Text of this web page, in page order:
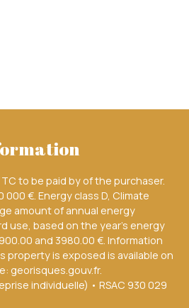
to be paid by of the purchaser.
€. Energy class D, Climate
amount of annual energy
use, based on the year's energy
and 3980.00 €. Information
property is exposed is available on
georisques.gouv.fr.
individuelle) • RSAC 930 029